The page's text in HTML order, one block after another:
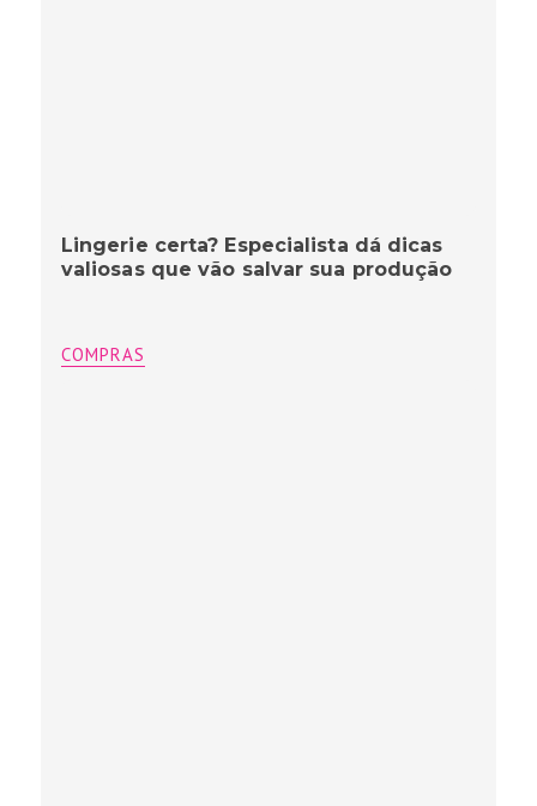
Lingerie certa? Especialista dá dicas
valiosas que vão salvar sua produção
COMPRAS